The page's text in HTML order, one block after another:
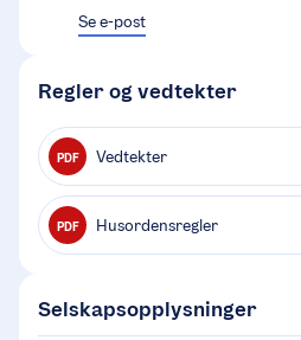
Se e-post
Regler og vedtekter
PDF Vedtekter
PDF Husordensregler
Selskapsopplysninger